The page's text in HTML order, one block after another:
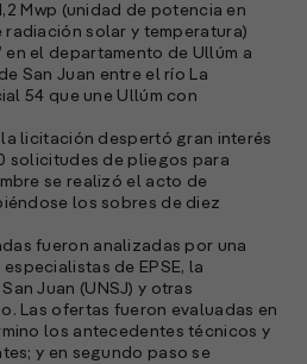
Mwp (unidad de potencia en
solar y temperatura)
en el departamento de Ullúm a
San Juan entre el río La
54 que une Ullúm con
licitación despertó gran interés
solicitudes de pliegos para
se realizó el acto de
los sobres de diez
fueron analizadas por una
de EPSE, la
Juan (UNSJ) y otras
Las ofertas fueron evaluadas en
los antecedentes técnicos y
y en segundo paso se